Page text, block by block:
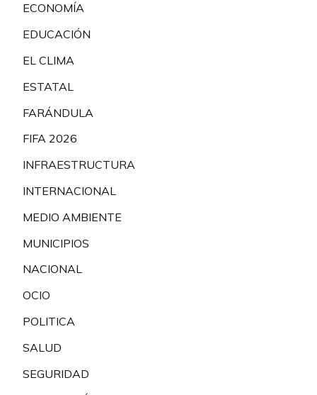
ECONOMÍA
EDUCACIÓN
EL CLIMA
ESTATAL
FARÁNDULA
FIFA 2026
INFRAESTRUCTURA
INTERNACIONAL
MEDIO AMBIENTE
MUNICIPIOS
NACIONAL
OCIO
POLITICA
SALUD
SEGURIDAD